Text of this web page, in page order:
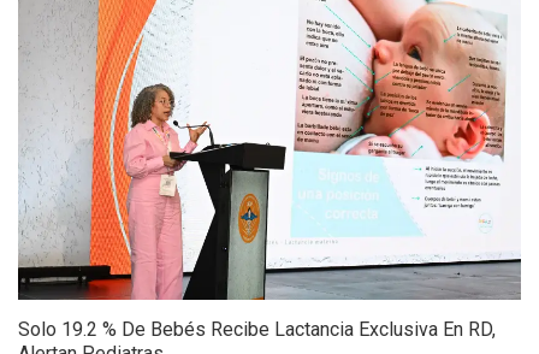
Solo 19.2 % De Bebés Recibe Lactancia Exclusiva En RD,